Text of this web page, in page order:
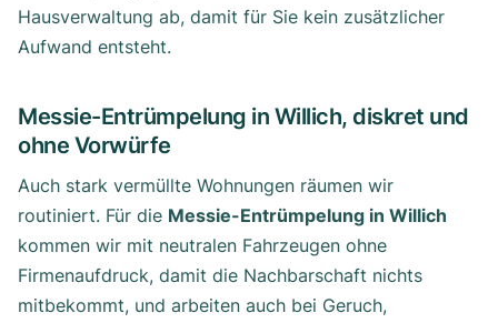
Hausverwaltung ab, damit für Sie kein zusätzlicher
Aufwand entsteht.
Messie-Entrümpelung in Willich, diskret und
ohne Vorwürfe
Auch stark vermüllte Wohnungen räumen wir
routiniert. Für die Messie-Entrümpelung in Willich
kommen wir mit neutralen Fahrzeugen ohne
Firmenaufdruck, damit die Nachbarschaft nichts
mitbekommt, und arbeiten auch bei Geruch,